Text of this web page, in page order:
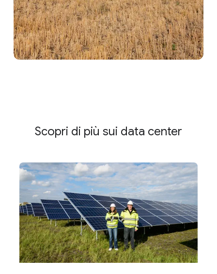
Scopri di più sui data center